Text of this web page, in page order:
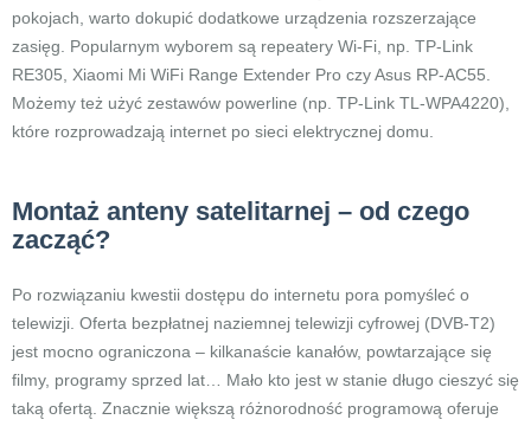
pokojach, warto dokupić dodatkowe urządzenia rozszerzające
zasięg. Popularnym wyborem są repeatery Wi-Fi, np. TP-Link
RE305, Xiaomi Mi WiFi Range Extender Pro czy Asus RP-AC55.
Możemy też użyć zestawów powerline (np. TP-Link TL-WPA4220),
które rozprowadzają internet po sieci elektrycznej domu.
Montaż anteny satelitarnej – od czego
zacząć?
Po rozwiązaniu kwestii dostępu do internetu pora pomyśleć o
telewizji. Oferta bezpłatnej naziemnej telewizji cyfrowej (DVB-T2)
jest mocno ograniczona – kilkanaście kanałów, powtarzające się
filmy, programy sprzed lat… Mało kto jest w stanie długo cieszyć się
taką ofertą. Znacznie większą różnorodność programową oferuje